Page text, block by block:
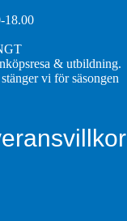
18.00
& utbildning.
vi för säsongen